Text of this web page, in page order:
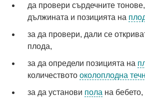
да провери сърдечните тонове,
дължината и позицията на
за да провери, дали се
плода,
за да определи позицията на
количеството околоплодна
за да установи пола на бебето,